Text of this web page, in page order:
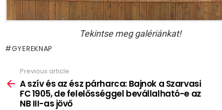
Tekintse meg galériánkat!
GYEREKNAP
more
Previous article
A szív és az ész párharca: Bajnok a Szarvasi
FC 1905, de felelősséggel bevállalható-e az
NB III-as jövő